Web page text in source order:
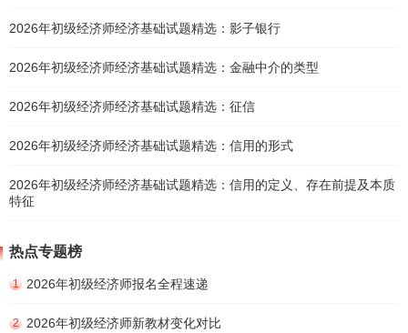
2026年初级经济师经济基础试题精选：影子银行
2026年初级经济师经济基础试题精选：金融中介的类型
2026年初级经济师经济基础试题精选：征信
2026年初级经济师经济基础试题精选：信用的形式
2026年初级经济师经济基础试题精选：信用的定义、存在前提及本质
特征
热点专题榜
1 2026年初级经济师报名全程速递
2 2026年初级经济师新教材变化对比